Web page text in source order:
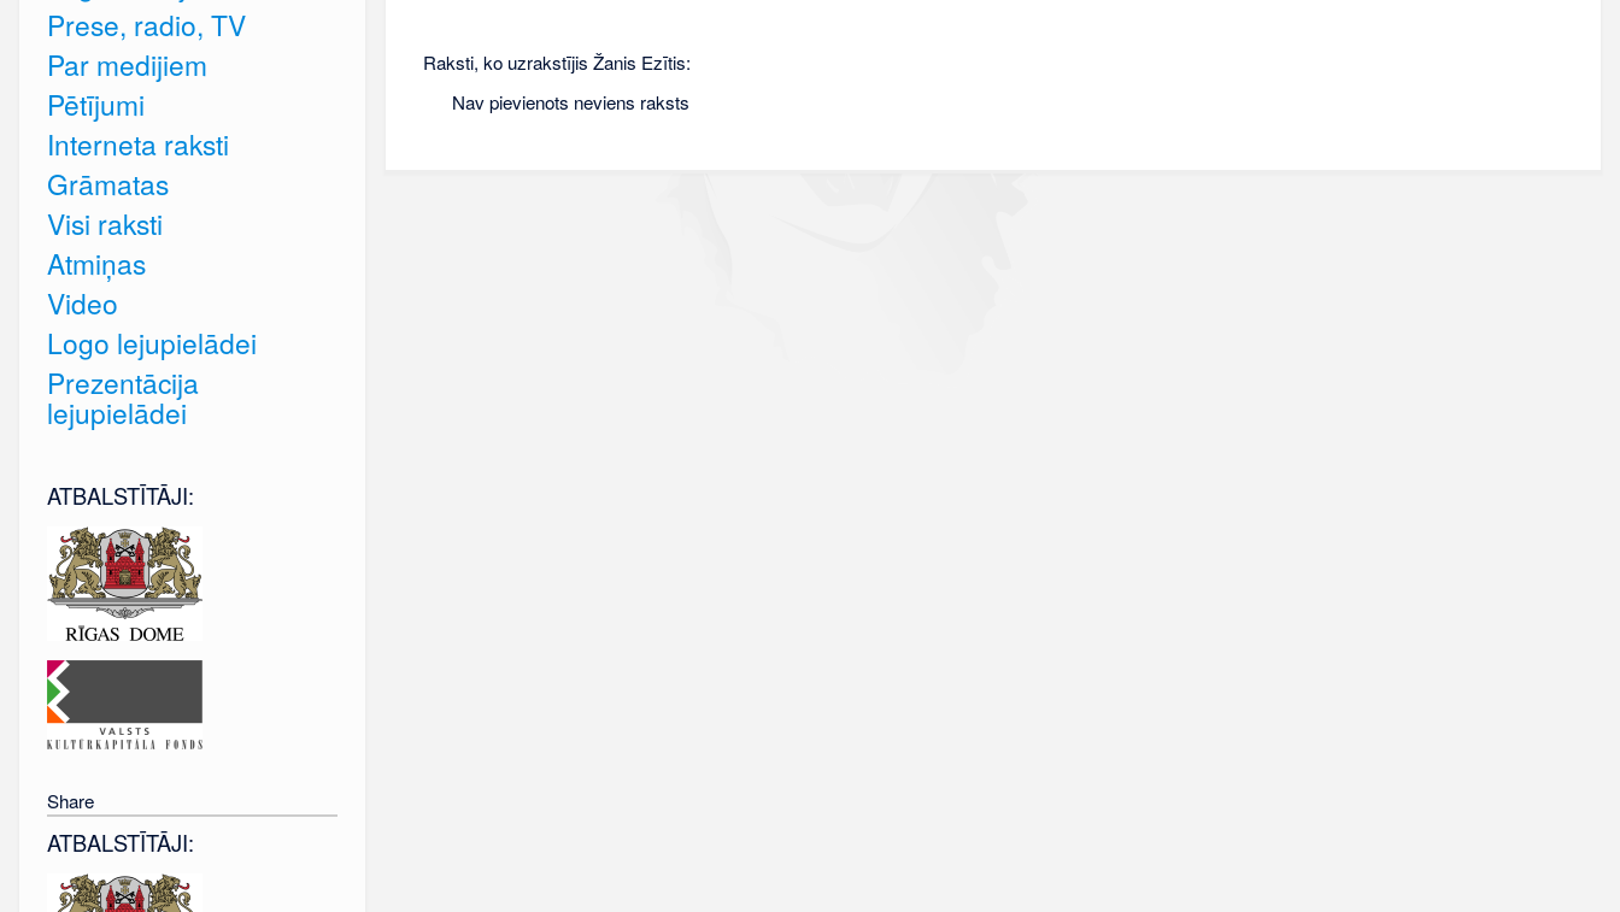
Raksti, ko uzrakstījis Žanis Ezītis:
Nav pievienots neviens raksts
Prese, radio, TV
Par medijiem
Pētījumi
Interneta raksti
Grāmatas
Visi raksti
Atmiņas
Video
Logo lejupielādei
Prezentācija
lejupielādei
ATBALSTĪTĀJI:
Share
ATBALSTĪTĀJI: